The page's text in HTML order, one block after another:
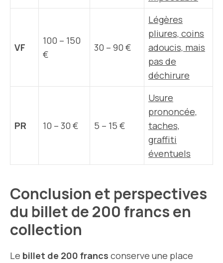
VF
100 – 150
€
30 – 90 €
Légères
pliures, coins
adoucis, mais
pas de
déchirure
PR 10 – 30 € 5 – 15 €
Usure
prononcée,
taches,
graffiti
éventuels
Conclusion et perspectives
du billet de 200 francs en
collection
Le billet de 200 francs conserve une place